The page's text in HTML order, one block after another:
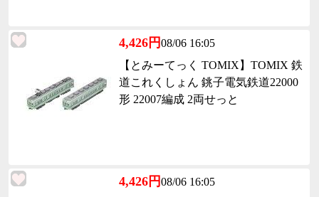
4,426円08/06 16:05
【とみーてっく TOMIX】TOMIX 鉄
道これくしょん 銚子電気鉄道22000
形 22007編成 2両せっと
4,426円08/06 16:05